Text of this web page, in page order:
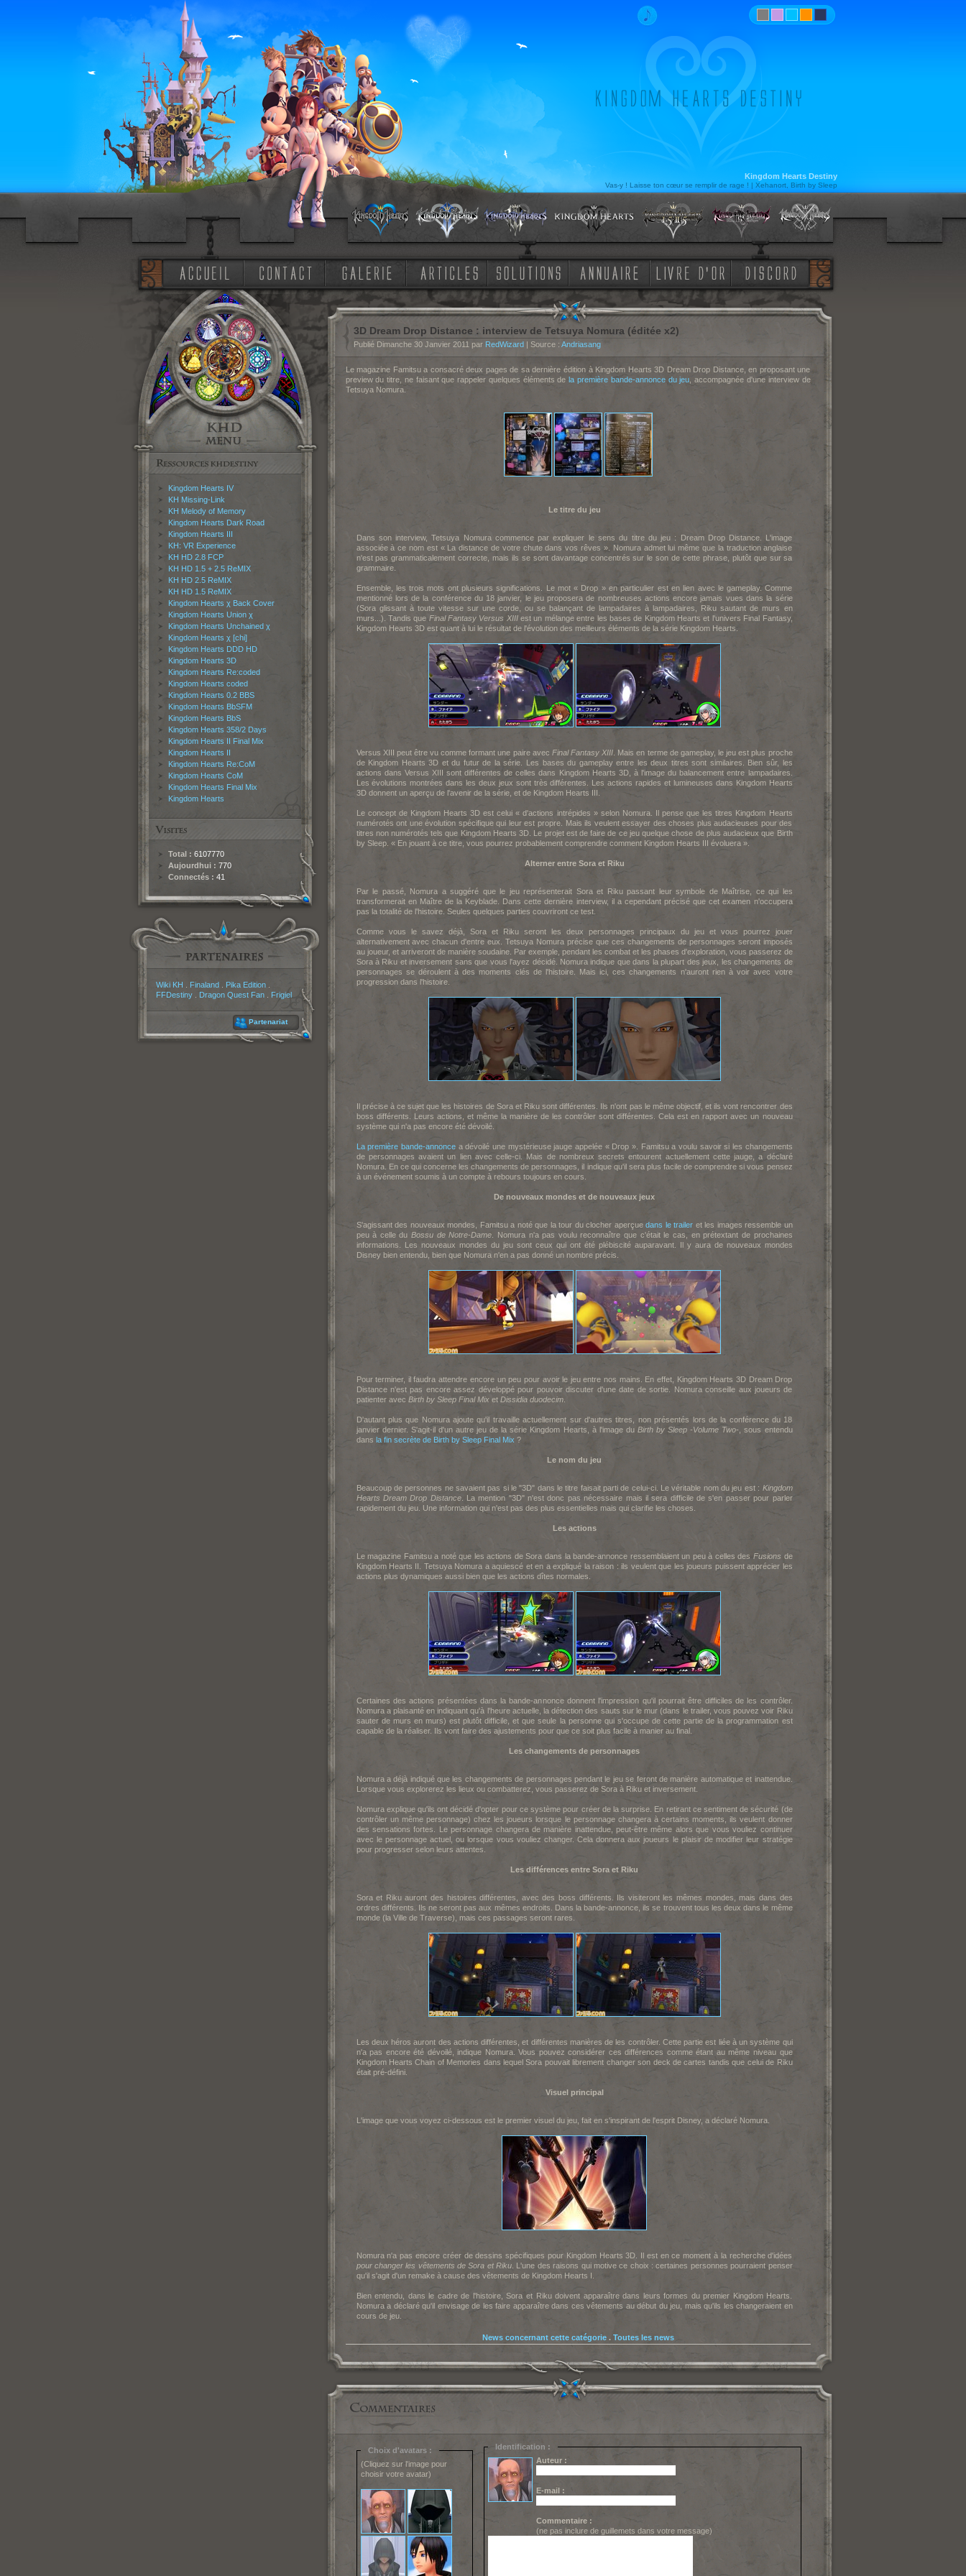
Kingdom Hearts Destiny
Vas-y ! Laisse ton cœur se remplir de rage ! | Xehanort, Birth by Sleep
Kingdom Hearts IV
KH Missing-Link
KH Melody of Memory
Kingdom Hearts Dark Road
Kingdom Hearts III
KH: VR Experience
KH HD 2.8 FCP
KH HD 1.5 + 2.5 ReMIX
KH HD 2.5 ReMIX
KH HD 1.5 ReMIX
Kingdom Hearts χ Back Cover
Kingdom Hearts Union χ
Kingdom Hearts Unchained χ
Kingdom Hearts χ [chi]
Kingdom Hearts DDD HD
Kingdom Hearts 3D
Kingdom Hearts Re:coded
Kingdom Hearts coded
Kingdom Hearts 0.2 BBS
Kingdom Hearts BbSFM
Kingdom Hearts BbS
Kingdom Hearts 358/2 Days
Kingdom Hearts II Final Mix
Kingdom Hearts II
Kingdom Hearts Re:CoM
Kingdom Hearts CoM
Kingdom Hearts Final Mix
Kingdom Hearts
Total : 6107770
Aujourdhui : 770
Connectés : 41
Wiki KH Finaland. Pika Edition.
FFDestiny. Dragon Quest Fan. Frigiel
Partenariat
3D Dream Drop Distance : interview de Tetsuya Nomura (éditée x2)
Publié Dimanche 30 Janvier 2011 par RedWizard| Source : Andriasang
Le magazine Famitsu a consacré deux pages de sa dernière édition à Kingdom Hearts 3D Dream Drop Distance, en proposant une
preview du titre, ne faisant que rappeler quelques éléments dela première bande-annonce du jeu , accompagnée d'une interview de
Tetsuya Nomura.
Le titre du jeu
Dans son interview, Tetsuya Nomura commence par expliquer le sens du titre du jeu : Dream Drop Distance. L'image
associée à ce nom est « La distance de votre chute dans vos rêves ». Nomura admet lui même que la traduction anglaise
n'est pas grammaticalement correcte, mais ils se sont davantage concentrés sur le son de cette phrase, plutôt que sur sa
grammaire.
Ensemble, les trois mots ont plusieurs significations. Le mot « Drop » en particulier est en lien avec le gameplay. Comme
mentionné lors de la conférence du 18 janvier, le jeu proposera de nombreuses actions encore jamais vues dans la série
(Sora glissant à toute vitesse sur une corde, ou se balançant de lampadaires à lampadaires, Riku sautant de murs en
murs...). Tandis que Final Fantasy Versus XIIIest un mélange entre les bases de Kingdom Hearts et l'univers Final Fantasy,
Kingdom Hearts 3D est quant à lui le résultat de l'évolution des meilleurs éléments de la série Kingdom Hearts.
Versus XIII peut être vu comme formant une paire avec Final Fantasy XIII . Mais en terme de gameplay, le jeu est plus proche
de Kingdom Hearts 3D et du futur de la série. Les bases du gameplay entre les deux titres sont similaires. Bien sûr, les
actions dans Versus XIII sont différentes de celles dans Kingdom Hearts 3D, à l'image du balancement entre lampadaires.
Les évolutions montrées dans les deux jeux sont très différentes. Les actions rapides et lumineuses dans Kingdom Hearts
3D donnent un aperçu de l'avenir de la série, et de Kingdom Hearts III.
Le concept de Kingdom Hearts 3D est celui « d'actions intrépides » selon Nomura. Il pense que les titres Kingdom Hearts
numérotés ont une évolution spécifique qui leur est propre. Mais ils veulent essayer des choses plus audacieuses pour des
titres non numérotés tels que Kingdom Hearts 3D. Le projet est de faire de ce jeu quelque chose de plus audacieux que Birth
by Sleep. « En jouant à ce titre, vous pourrez probablement comprendre comment Kingdom Hearts III évoluera ».
Alterner entre Sora et Riku
Par le passé, Nomura a suggéré que le jeu représenterait Sora et Riku passant leur symbole de Maîtrise, ce qui les
transformerait en Maître de la Keyblade. Dans cette dernière interview, il a cependant précisé que cet examen n'occupera
pas la totalité de l'histoire. Seules quelques parties couvriront ce test.
Comme vous le savez déjà, Sora et Riku seront les deux personnages principaux du jeu et vous pourrez jouer
alternativement avec chacun d'entre eux. Tetsuya Nomura précise que ces changements de personnages seront imposés
au joueur, et arriveront de manière soudaine. Par exemple, pendant les combat et les phases d'exploration, vous passerez de
Sora à Riku et inversement sans que vous l'ayez décidé. Nomura indique que dans la plupart des jeux, les changements de
personnages se déroulent à des moments clés de l'histoire. Mais ici, ces changements n'auront rien à voir avec votre
progression dans l'histoire.
Il précise à ce sujet que les histoires de Sora et Riku sont différentes. Ils n'ont pas le même objectif, et ils vont rencontrer des
boss différents. Leurs actions, et même la manière de les contrôler sont différentes. Cela est en rapport avec un nouveau
système qui n'a pas encore été dévoilé.
La première bande-annoncea dévoilé une mystérieuse jauge appelée « Drop ». Famitsu a voulu savoir si les changements
de personnages avaient un lien avec celle-ci. Mais de nombreux secrets entourent actuellement cette jauge, a déclaré
Nomura. En ce qui concerne les changements de personnages, il indique qu'il sera plus facile de comprendre si vous pensez
à un événement soumis à un compte à rebours toujours en cours.
De nouveaux mondes et de nouveaux jeux
S'agissant des nouveaux mondes, Famitsu a noté que la tour du clocher aperçue dans le trailer et les images ressemble un
peu à celle duBossu de Notre-Dame . Nomura n'a pas voulu reconnaître que c'était le cas, en prétextant de prochaines
informations. Les nouveaux mondes du jeu sont ceux qui ont été plébiscité auparavant. Il y aura de nouveaux mondes
Disney bien entendu, bien que Nomura n'en a pas donné un nombre précis.
Pour terminer, il faudra attendre encore un peu pour avoir le jeu entre nos mains. En effet, Kingdom Hearts 3D Dream Drop
Distance n'est pas encore assez développé pour pouvoir discuter d'une date de sortie. Nomura conseille aux joueurs de
patienter avec Birth by Sleep Final Mixet Dissidia duodecim.
D'autant plus que Nomura ajoute qu'il travaille actuellement sur d'autres titres, non présentés lors de la conférence du 18
janvier dernier. S'agit-il d'un autre jeu de la série Kingdom Hearts, à l'image du Birth by Sleep -Volume Two- , sous entendu
dans la fin secrète de Birth by Sleep Final Mix ?
Le nom du jeu
Beaucoup de personnes ne savaient pas si le "3D" dans le titre faisait parti de celui-ci. Le véritable nom du jeu est : Kingdom
Hearts Dream Drop Distance. La mention "3D" n'est donc pas nécessaire mais il sera difficile de s'en passer pour parler
rapidement du jeu. Une information qui n'est pas des plus essentielles mais qui clarifie les choses.
Les actions
Le magazine Famitsu a noté que les actions de Sora dans la bande-annonce ressemblaient un peu à celles des Fusions de
Kingdom Hearts II. Tetsuya Nomura a aquiescé et en a expliqué la raison : ils veulent que les joueurs puissent apprécier les
actions plus dynamiques aussi bien que les actions dîtes normales.
Certaines des actions présentées dans la bande-annonce donnent l'impression qu'il pourrait être difficiles de les contrôler.
Nomura a plaisanté en indiquant qu'à l'heure actuelle, la détection des sauts sur le mur (dans le trailer, vous pouvez voir Riku
sauter de murs en murs) est plutôt difficile, et que seule la personne qui s'occupe de cette partie de la programmation est
capable de la réaliser. Ils vont faire des ajustements pour que ce soit plus facile à manier au final.
Les changements de personnages
Nomura a déjà indiqué que les changements de personnages pendant le jeu se feront de manière automatique et inattendue.
Lorsque vous explorerez les lieux ou combatterez, vous passerez de Sora à Riku et inversement.
Nomura explique qu'ils ont décidé d'opter pour ce système pour créer de la surprise. En retirant ce sentiment de sécurité (de
contrôler un même personnage) chez les joueurs lorsque le personnage changera à certains moments, ils veulent donner
des sensations fortes. Le personnage changera de manière inattendue, peut-être même alors que vous vouliez continuer
avec le personnage actuel, ou lorsque vous vouliez changer. Cela donnera aux joueurs le plaisir de modifier leur stratégie
pour progresser selon leurs attentes.
Les différences entre Sora et Riku
Sora et Riku auront des histoires différentes, avec des boss différents. Ils visiteront les mêmes mondes, mais dans des
ordres différents. Ils ne seront pas aux mêmes endroits. Dans la bande-annonce, ils se trouvent tous les deux dans le même
monde (la Ville de Traverse), mais ces passages seront rares.
Les deux héros auront des actions différentes, et différentes manières de les contrôler. Cette partie est liée à un système qui
n'a pas encore été dévoilé, indique Nomura. Vous pouvez considérer ces différences comme étant au même niveau que
Kingdom Hearts Chain of Memories dans lequel Sora pouvait librement changer son deck de cartes tandis que celui de Riku
était pré-défini.
Visuel principal
L'image que vous voyez ci-dessous est le premier visuel du jeu, fait en s'inspirant de l'esprit Disney, a déclaré Nomura.
Nomura n'a pas encore créer de dessins spécifiques pour Kingdom Hearts 3D. Il est en ce moment à la recherche d'idées
pour changer les vêtements de Sora et Riku . L'une des raisons qui motive ce choix : certaines personnes pourraient penser
qu'il s'agit d'un remake à cause des vêtements de Kingdom Hearts I.
Bien entendu, dans le cadre de l'histoire, Sora et Riku doivent apparaître dans leurs formes du premier Kingdom Hearts.
Nomura a déclaré qu'il envisage de les faire apparaître dans ces vêtements au début du jeu, mais qu'ils les changeraient en
cours de jeu.
News concernant cette catégorie. Toutes les news
Choix d'avatars :
(Cliquez sur l'image pour
choisir votre avatar)
Identification :
Auteur :
E-mail :
Commentaire :
(ne pas inclure de guillemets dans votre message)